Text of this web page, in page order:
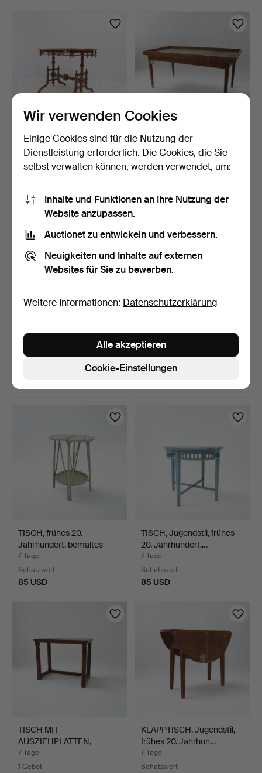
TISCH, 19. Jahrhundert,
teilweise in Mahag…
4 Tage
SPIELTISCH, Anfang des
20. Jahrhunderts, E…
4 Tage
KONSOLTISCH, Empire,
Anfang des 19. Jahrhu…
6 Tage
TISCH MIT
KLAPPPLATTEN, 19.
Jahrhundert, m…
7 Tage
1 Gebot
TISCH, frühes 20.
Jahrhundert, bemaltes
Ho…
7 Tage
Schätzwert
85 USD
TISCH, Jugendstil, frühes
20. Jahrhundert,…
7 Tage
Schätzwert
85 USD
TISCH MIT
AUSZIEHPLATTEN,
Swedish modern, …
7 Tage
1 Gebot
KLAPPTISCH, Jugendstil,
frühes 20. Jahrhun…
7 Tage
Schätzwert
Wir verwenden Cookies
Einige Cookies sind für die Nutzung der
Dienstleistung erforderlich. Die Cookies, die Sie
selbst verwalten können, werden verwendet, um:
Inhalte und Funktionen an Ihre Nutzung der
Website anzupassen.
Auctionet zu entwickeln und verbessern.
Neuigkeiten und Inhalte auf externen
Websites für Sie zu bewerben.
Weitere Informationen: Datenschutzerklärung
Cookie-Einstellungen
Alle akzeptieren